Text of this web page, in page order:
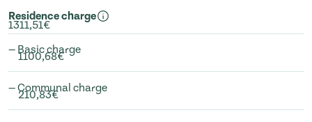
Residence charge
1311,51€
— Basic charge
1100,68€
— Communal charge
210,83€